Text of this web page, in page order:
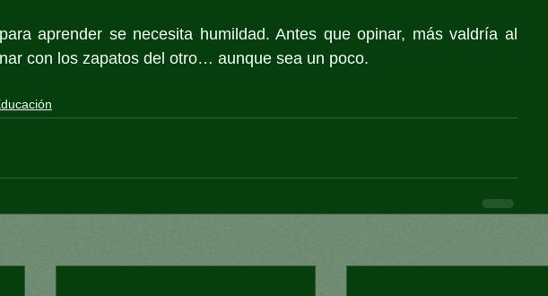
aprender se necesita humildad. Antes que opinar, más valdría al
con los zapatos del otro… aunque sea un poco.